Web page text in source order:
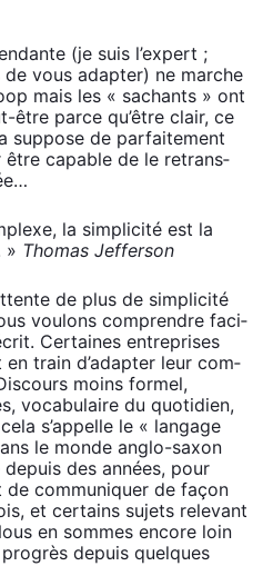
(je suis l’expert ;
de vous adap­ter) ne marche
mais les « sachants » ont
être parce qu’être clair, ce
sup­pose de par­fai­te­ment
être capable de le retrans­
la sim­pli­ci­té est la
» Tho­mas Jef­fer­son
de plus de sim­pli­ci­té
vou­lons com­prendre faci­
Cer­taines entre­prises
en train d’adapter leur com­
moins for­mel,
voca­bu­laire du quo­ti­dien,
s’appelle le « lan­gage
le monde anglo-saxon
des années, pour
com­mu­ni­quer de façon
et cer­tains sujets rele­vant
en sommes encore loin
depuis quelques